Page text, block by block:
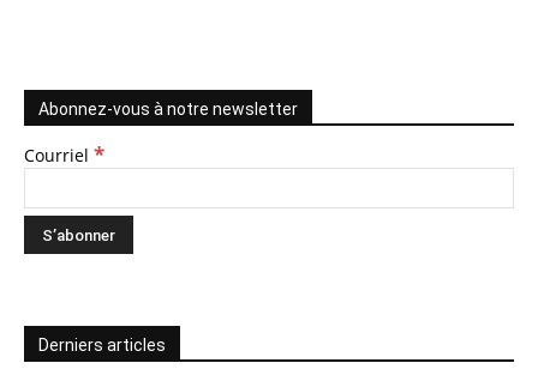
Abonnez-vous à notre newsletter
Courriel *
Derniers articles